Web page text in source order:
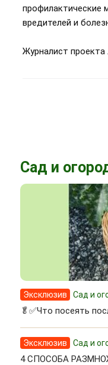
профилактические
вредителей и
Журналист
Сад и
Эксклюзив Сад и
🥬✅Что посеять
Эксклюзив Сад и
4 СПОСОБА